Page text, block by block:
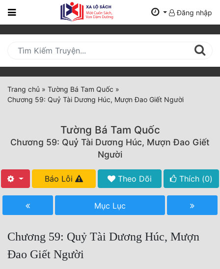
Trang
Mới
Cập
Nhật
(current)
Truyện Mới Ra
Hoàn Thành
Free
Hậu Cung
Đăng nhập
Trang chủ » Tường Bá Tam Quốc »
Chương 59: Quỷ Tài Dương Húc, Mượn Đao Giết Người
Tường Bá Tam Quốc
Chương 59: Quỷ Tài Dương Húc, Mượn Đao Giết
Người
Báo Lỗi Theo Dõi Thích (0)
Mục Lục
Chương 59: Quỷ Tài Dương Húc, Mượn
Đao Giết Người